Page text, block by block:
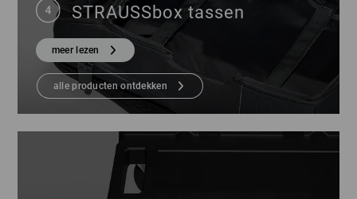
STRAUSSbox tassen
meer lezen
alle producten ontdekken